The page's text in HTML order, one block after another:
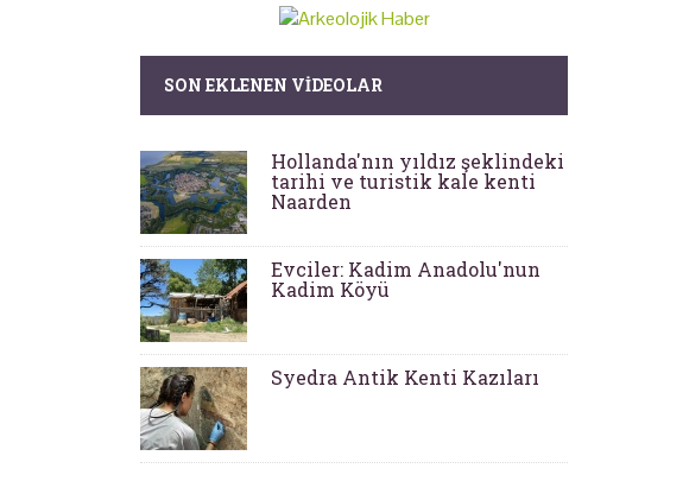
SON EKLENEN VIDEOLAR
Hollanda'nın yıldız şeklindeki
tarihi ve turistik kale kenti
Naarden
Evciler: Kadim Anadolu'nun
Kadim Köyü
Syedra Antik Kenti Kazıları